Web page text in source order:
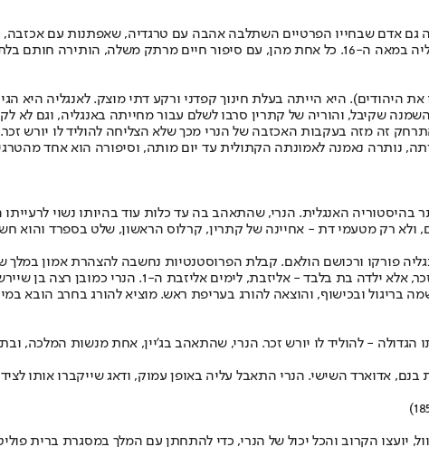
גם אדם שבחייו הפרטיים השתלבה אהבה עם טרגדיה, שאפתנות עם
דמויות בחייו האישיים, אלא גם סמל לתהפוכות חברתיות, דתיות ופוליטיות שפקדו את אנגליה במאה ה-16. כל אחת
הנרי, הנרי ה-7, לא רצה להחזיר את הנדוניה השמנה שקיבל, והוריה של קתרין סרבו לשלם עבור
זה מזה בעקבות האכזבה של הנרי מכך שלא הצליחה להוליד לו יורש
נותרה נאמנה לאמונתה הקתולית עד יום מותה, וסיפורה הוא אחד
האנגלית. הנרי, שהתאהב בה עד כלות עוד בהיותו נשוי לרעייתו
ולא רק מטעמי דת - אחיינה של קתרין, קרלוס הראשון, שלט בספרד והוא
פורקו ורכושם הולאם. קבלת הפרוסטנטיות נחשבה להצהרת אמון
היום ממלא המונרך הבריטי). אך למרות כל התקוות בה, אן לא הצליחה
בריגול ובכישוף, והוצאה להורג בעריפת ראש. מוציא להורג בחרב הובא
הגדולה - להוליד לו יורש זכר. הנרי, שהתאהב בג'יין, אחת מנשות המלכה,
בנם, אדוארד השישי. הנרי התאבל עליה באופן עמוק, ודאג שייקברו אותו
יועצו הקרוב והכל יכול של הנרי, כדי להתחתן עם המלך במסגרת ברית